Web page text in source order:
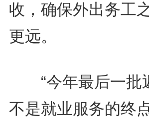
收，确保外出务工
更远。
“今年最后一批
不是就业服务的终